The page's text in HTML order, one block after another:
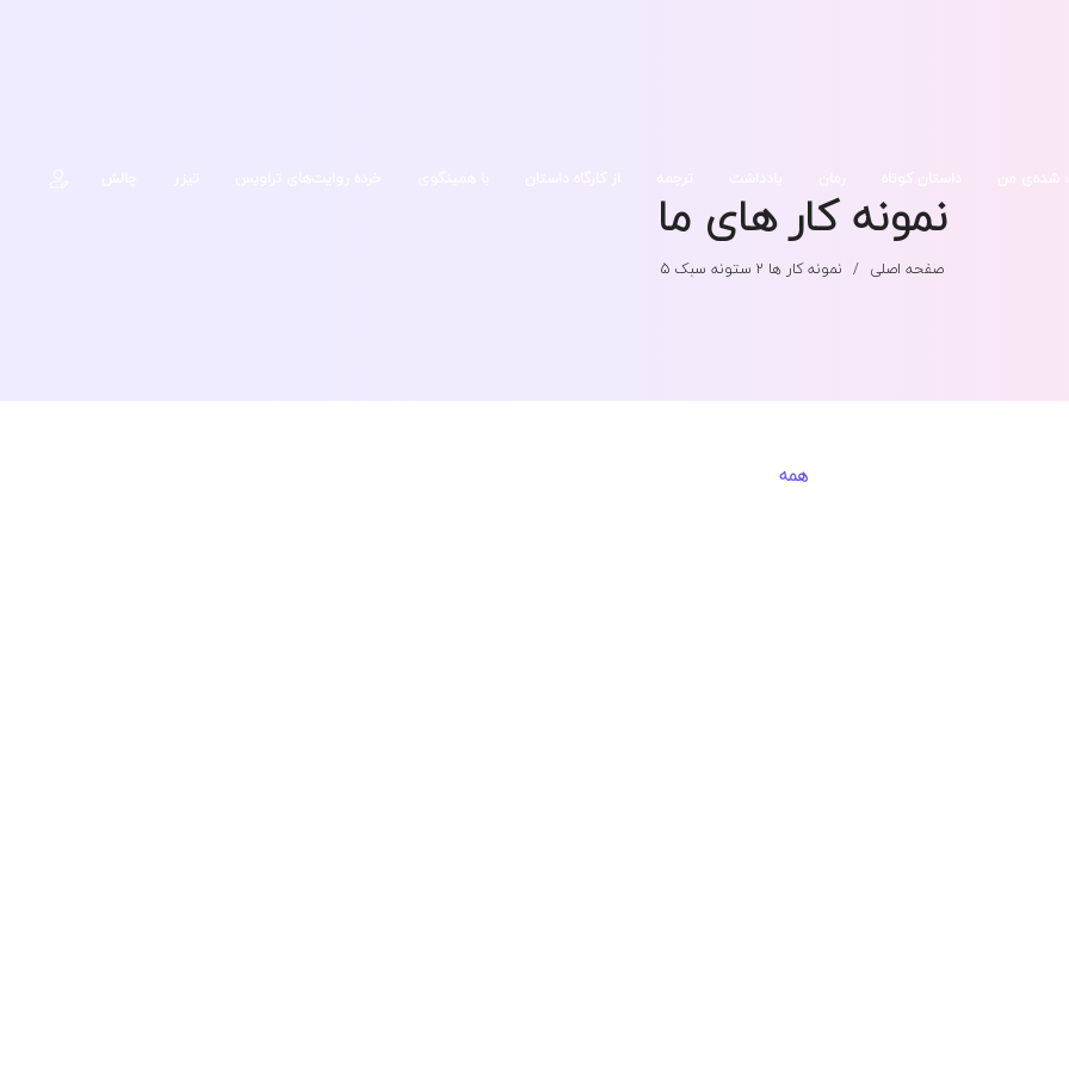
شده‌ی من داستان کوتاه
نمونه کار های ما
صفحه اصلی / نمونه کار ها 2 ستونه سبک 5
همه